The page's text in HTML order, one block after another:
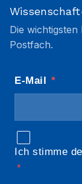
Die
Postfach.